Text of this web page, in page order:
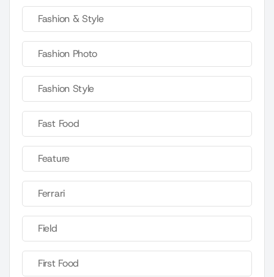
Fashion & Style
Fashion Photo
Fashion Style
Fast Food
Feature
Ferrari
Field
First Food